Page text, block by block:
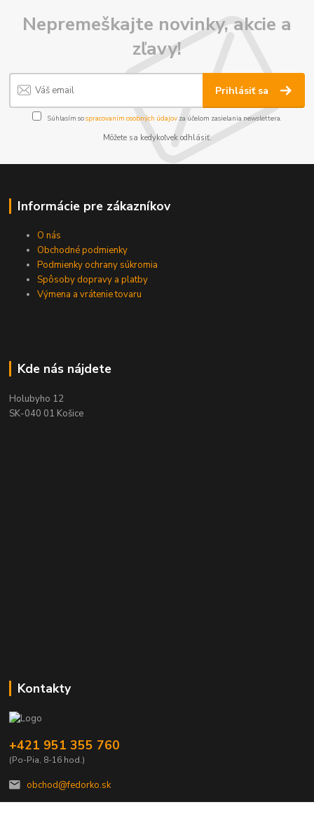
Nepremeškajte novinky, akcie a
zľavy!
Prihlásiť sa
Súhlasím sospracovaním osobných údajov za účelom zasielania newslettera.
Môžete sa kedykoľvek odhlásiť.
Informácie pre zákazníkov
O nás
Obchodné podmienky
Podmienky ochrany súkromia
Spôsoby dopravy a platby
Výmena a vrátenie tovaru
Kde nás nájdete
Holubyho 12
SK-040 01 Košice
Kontakty
+421 951 355 760
(Po-Pia, 8-16 hod.)
obchod@fedorko.sk